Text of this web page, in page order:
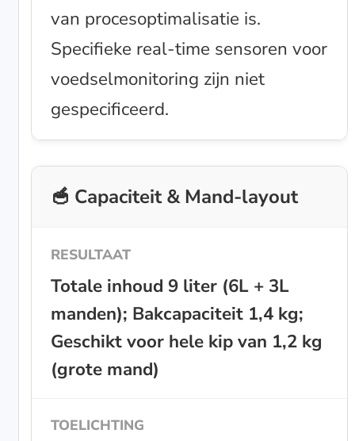
van procesoptimalisatie is.
Specifieke real-time sensoren voor
voedselmonitoring zijn niet
gespecificeerd.
🥣 Capaciteit & Mand-layout
Totale inhoud 9 liter (6L + 3L
manden); Bakcapaciteit 1,4 kg;
Geschikt voor hele kip van 1,2 kg
(grote mand)